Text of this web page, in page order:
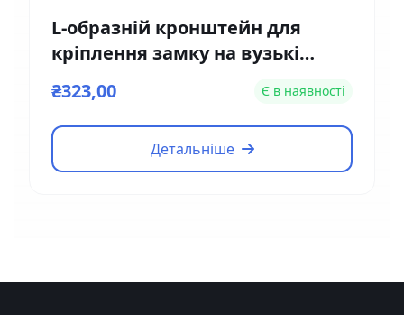
L-образній кронштейн для
кріплення замку на вузькі
₴323,00 Є в наявності
Детальніше